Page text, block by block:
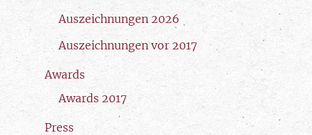
Auszeichnungen 2026
Auszeichnungen vor 2017
Awards
Awards 2017
Press